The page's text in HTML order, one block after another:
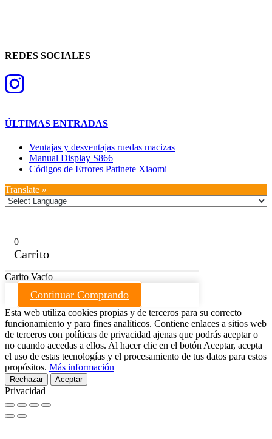
REDES SOCIALES
ÚLTIMAS ENTRADAS
Ventajas y desventajas ruedas macizas
Manual Display S866
Códigos de Errores Patinete Xiaomi
Translate »
0
Carrito
Carito Vacío
Continuar Comprando
Esta web utiliza cookies propias y de terceros para su correcto
funcionamiento y para fines analíticos. Contiene enlaces a sitios web
de terceros con políticas de privacidad ajenas que podrás aceptar o
no cuando accedas a ellos. Al hacer clic en el botón Aceptar, acepta
el uso de estas tecnologías y el procesamiento de tus datos para estos
propósitos. Más información
Rechazar Aceptar
Privacidad